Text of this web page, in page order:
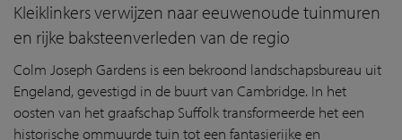
Kleiklinkers verwijzen naar eeuwenoude tuinmuren
en rijke baksteenverleden van de regio
Colm Joseph Gardens is een bekroond landschapsbureau uit
Engeland, gevestigd in de buurt van Cambridge. In het
oosten van het graafschap Suffolk transformeerde het een
historische ommuurde tuin tot een fantasierijke en